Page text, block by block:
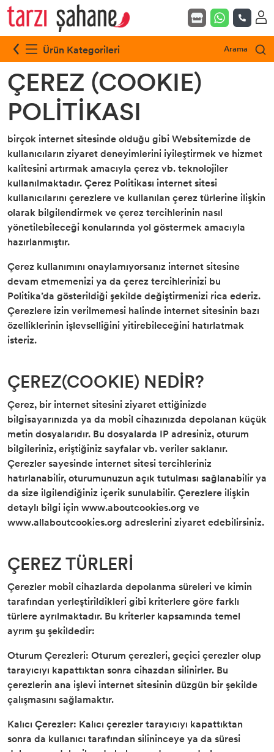
Ürün Kategorileri Arama
ÇEREZ (COOKIE)
POLİTİKASI
birçok internet sitesinde olduğu gibi Websitemizde de
kullanıcıların ziyaret deneyimlerini iyileştirmek ve hizmet
kalitesini artırmak amacıyla çerez vb. teknolojiler
kullanılmaktadır. Çerez Politikası internet sitesi
kullanıcılarını çerezlere ve kullanılan çerez türlerine ilişkin
olarak bilgilendirmek ve çerez tercihlerinin nasıl
yönetilebileceği konularında yol göstermek amacıyla
hazırlanmıştır.
Çerez kullanımını onaylamıyorsanız internet sitesine
devam etmemenizi ya da çerez tercihlerinizi bu
Politika’da gösterildiği şekilde değiştirmenizi rica ederiz.
Çerezlere izin verilmemesi halinde internet sitesinin bazı
özelliklerinin işlevselliğini yitirebileceğini hatırlatmak
isteriz.
ÇEREZ(COOKIE) NEDİR?
Çerez, bir internet sitesini ziyaret ettiğinizde
bilgisayarınızda ya da mobil cihazınızda depolanan küçük
metin dosyalarıdır. Bu dosyalarda IP adresiniz, oturum
bilgileriniz, eriştiğiniz sayfalar vb. veriler saklanır.
Çerezler sayesinde internet sitesi tercihleriniz
hatırlanabilir, oturumunuzun açık tutulması sağlanabilir ya
da size ilgilendiğiniz içerik sunulabilir. Çerezlere ilişkin
detaylı bilgi için www.aboutcookies.org ve
www.allaboutcookies.org adreslerini ziyaret edebilirsiniz.
ÇEREZ TÜRLERİ
Çerezler mobil cihazlarda depolanma süreleri ve kimin
tarafından yerleştirildikleri gibi kriterlere göre farklı
türlere ayrılmaktadır. Bu kriterler kapsamında temel
ayrım şu şekildedir:
Oturum Çerezleri: Oturum çerezleri, geçici çerezler olup
tarayıcıyı kapattıktan sonra cihazdan silinirler. Bu
çerezlerin ana işlevi internet sitesinin düzgün bir şekilde
çalışmasını sağlamaktır.
Kalıcı Çerezler: Kalıcı çerezler tarayıcıyı kapattıktan
sonra da kullanıcı tarafından silininceye ya da süresi